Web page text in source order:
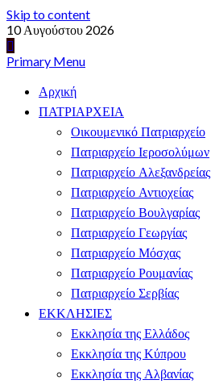
Skip to content
10 Αυγούστου 2026
Primary Menu
Αρχική
ΠΑΤΡΙΑΡΧΕΙΑ
Οικουμενικό Πατριαρχείο
Πατριαρχείο Ιεροσολύμων
Πατριαρχείο Αλεξανδρείας
Πατριαρχείο Αντιοχείας
Πατριαρχείο Βουλγαρίας
Πατριαρχείο Γεωργίας
Πατριαρχείο Μόσχας
Πατριαρχείο Ρουμανίας
Πατριαρχείο Σερβίας
ΕΚΚΛΗΣΙΕΣ
Εκκλησία της Ελλάδος
Εκκλησία της Κύπρου
Εκκλησία της Αλβανίας